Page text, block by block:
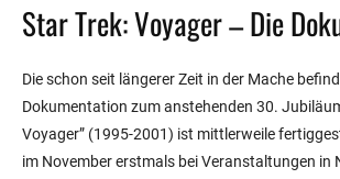
Star Trek: Voyager – Die
Die schon seit längerer Zeit in der Mache
Dokumentation zum anstehenden 30.
Voyager” (1995-2001) ist mittlerweile
im November erstmals bei Veranstaltungen in